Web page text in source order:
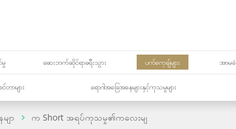
မှု ဆေးဘက်ဆိုင်ရာခရီးသွား ပက်ကေ့ချ်များ အာမခံ
ာများ ရောဂါအခြေအနေများနှင့်ကုသမှုများ
ျာ က Short အရပ်ကုသမှု၏ကလေးမျ